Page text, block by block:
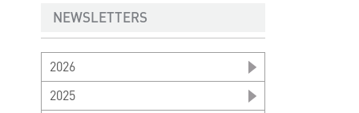
NEWSLETTERS
2026
2025